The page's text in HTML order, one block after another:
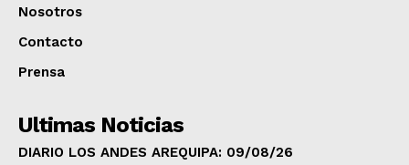
Nosotros
Contacto
Prensa
Ultimas Noticias
DIARIO LOS ANDES AREQUIPA: 09/08/26